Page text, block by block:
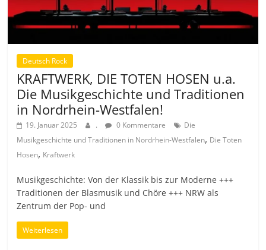
Deutsch Rock
KRAFTWERK, DIE TOTEN HOSEN u.a.
Die Musikgeschichte und Traditionen
in Nordrhein-Westfalen!
19. Januar 2025 . 0 Kommentare
Die
Musikgeschichte und Traditionen in Nordrhein-Westfalen, Die Toten
Hosen, Kraftwerk
Musikgeschichte: Von der Klassik bis zur Moderne +++
Traditionen der Blasmusik und Chöre +++ NRW als
Zentrum der Pop- und
Weiterlesen